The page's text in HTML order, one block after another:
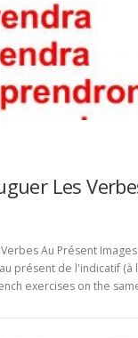
Les
Au Présent
présent de l'indicatif (à
exercises on the